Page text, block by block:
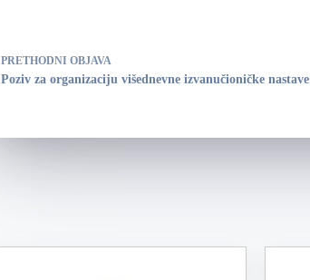
PRETHODNI OBJAVA
Poziv za organizaciju višednevne izvanučioničke nastave